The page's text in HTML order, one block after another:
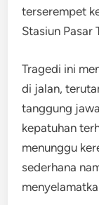
terserempet
Stasiun Pasar
Tragedi ini
di jalan,
tanggung
kepatuhan
menunggu
sederhana